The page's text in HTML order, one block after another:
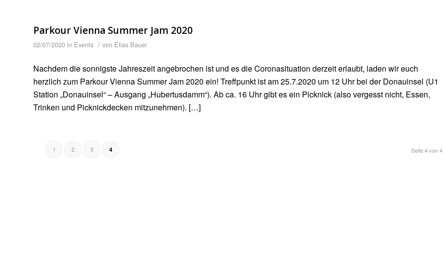
Parkour Vienna Summer Jam 2020
02/07/2020 in Events / von Elias Bauer
Nachdem die sonnigste Jahreszeit angebrochen ist und es die Coronasituation derzeit erlaubt, laden wir euch
herzlich zum Parkour Vienna Summer Jam 2020 ein! Treffpunkt ist am 25.7.2020 um 12 Uhr bei der Donauinsel (U1
Station „Donauinsel“ – Ausgang „Hubertusdamm“). Ab ca. 16 Uhr gibt es ein Picknick (also vergesst nicht, Essen,
Trinken und Picknickdecken mitzunehmen). […]
Seite 4 von 4
1 2 3 4